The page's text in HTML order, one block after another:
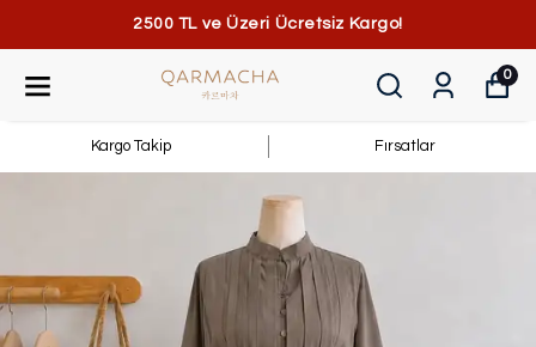
2500 TL ve Üzeri Ücretsiz Kargo!
0
Kargo Takip Fırsatlar